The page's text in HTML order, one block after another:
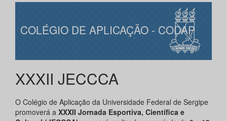
COLÉGIO DE APLICAÇÃO - CODAP
XXXII JECCCA
O Colégio de Aplicação da Universidade Federal de Sergipe
promoverá a XXXII Jornada Esportiva, Científica e